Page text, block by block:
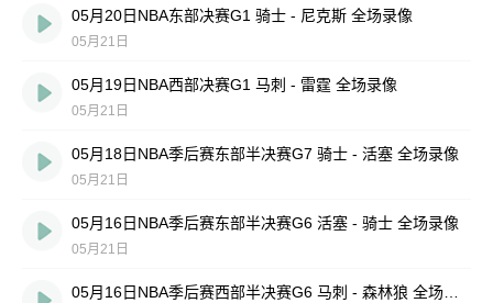
05月20日NBA东部决赛G1 骑士 - 尼克斯 全场录像
05月21日
05月19日NBA西部决赛G1 马刺 - 雷霆 全场录像
05月21日
05月18日NBA季后赛东部半决赛G7 骑士 - 活塞 全场录像
05月21日
05月16日NBA季后赛东部半决赛G6 活塞 - 骑士 全场录像
05月21日